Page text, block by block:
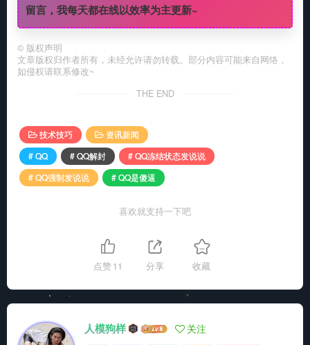
留言，我每天都在线以效率为主更新~
© 版权声明
文章版权归作者所有，未经允许请勿转载。部分内容可能来自网络，
如侵权请联系修改~
THE END
技术技巧
资讯新闻
# QQ
# QQ解封
# QQ冻结状态发说说
# QQ强制发说说
# QQ是傻逼
喜欢就支持一下吧
点赞11 分享 收藏
人模狗样 关注